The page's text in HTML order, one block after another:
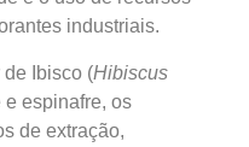
industriais.
Ibisco (Hibiscus
e espinafre, os
de extração,